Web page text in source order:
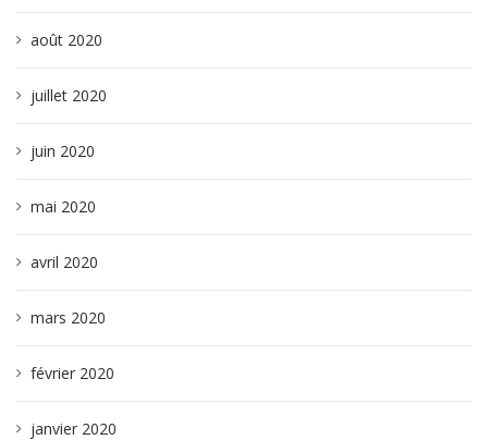
août 2020
juillet 2020
juin 2020
mai 2020
avril 2020
mars 2020
février 2020
janvier 2020